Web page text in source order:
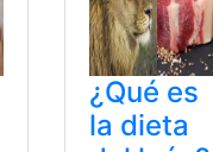
¿Qué es
la dieta